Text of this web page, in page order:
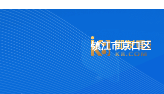
镇江市京口区